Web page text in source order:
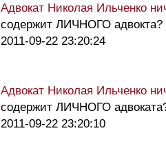
Адвокат Николая Ильченко
содержит ЛИЧНОГО адвокта?
2011-09-22 23:20:24
Адвокат Николая Ильченко
содержит ЛИЧНОГО
2011-09-22 23:20:10